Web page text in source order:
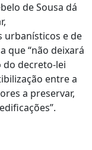
de Sousa dá
urbanísticos e de
que “não deixará
decreto-lei
entre a
a preservar,